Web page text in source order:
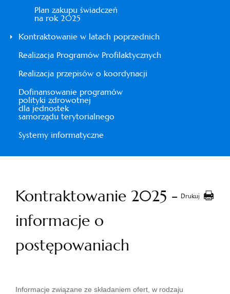
Plan zakupu świadczeń
na rok 2025
Kontraktowanie w latach poprzednich
Realizacja Programów Profilaktycznych
Realizacja przepisów o koordynacji
Dofinansowanie programów
polityki zdrowotnej
dla jednostek
samorządu terytorialnego
Systemy informatyczne
Drukuj
Kontraktowanie 2025 -
informacje o
postępowaniach
Informacje związane ze składaniem ofert, w rodzaju